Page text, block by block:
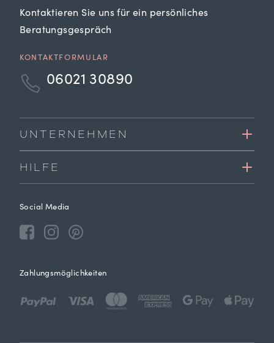
Kontaktieren Sie uns für ein persönliches
Beratungsgespräch
KONTAKTFORMULAR
06021 30890
UNTERNEHMEN
HILFE
Social Media
Zahlungsmöglichkeiten